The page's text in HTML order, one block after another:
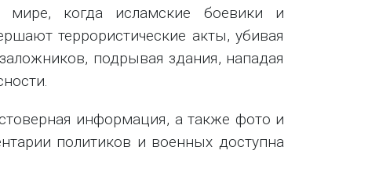
когда исламские боевики и
террористические акты, убивая
подрывая здания, нападая
информация, а также фото и
политиков и военных доступна